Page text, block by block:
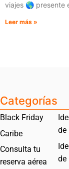
viajes 🌎 presente
Leer más »
Categorías
Black Friday
Caribe
Consulta tu
reserva aérea
de
de